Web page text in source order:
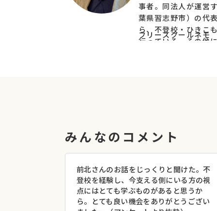
▼内容イメージ（変更可能性があります）
不登校時代の話、支援者としての両面から
②生駒から
＜テーマ例＞
・我が子が学校に行きたくないと言った時
・どう関わったら安心ができて、子どもの
・学校の先生など関係者とどんな風に付き
——–
事者。同法人が運営
葉県習志野市）の代
ら、不登校・ひきこ
行っている。その他
フリースクール
みんなのコメント
前北さんのお話をじっくりと聞けた。不
登校を経験し、今支える側にいる方の視
点にはとても学ぶものがあると思うか
ら。とても良い機会をありがとうござい